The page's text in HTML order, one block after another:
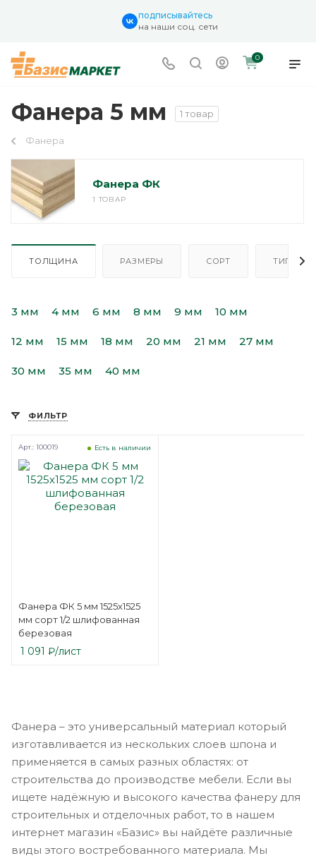
подписывайтесь
на наши соц. сети
0
Фанера 5 мм 1 товар
Фанера
Фанера ФК
1 ТОВАР
ТОЛЩИНА РАЗМЕРЫ СОРТ ТИП
3 мм 4 мм 6 мм 8 мм 9 мм 10 мм
12 мм 15 мм 18 мм 20 мм 21 мм 27 мм
30 мм 35 мм 40 мм
ФИЛЬТР
Фанера ФК 5 мм 1525х1525
мм сорт 1/2 шлифованная
березовая
Есть в наличии
Арт.: 100019
1 091 ₽/лист
Фанера – это универсальный материал который
изготавливается из нескольких слоев шпона и
применяется в самых разных областях: от
строительства до производстве мебели. Если вы
ищете надёжную и высокого качества фанеру для
строительных и отделочных работ, то в нашем
интернет магазин «Базис» вы найдёте различные
виды этого востребованного материала. Мы